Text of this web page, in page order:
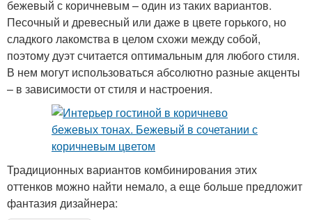
бежевый с коричневым – один из таких вариантов.
Песочный и древесный или даже в цвете горького, но
сладкого лакомства в целом схожи между собой,
поэтому дуэт считается оптимальным для любого стиля.
В нем могут использоваться абсолютно разные акценты
– в зависимости от стиля и настроения.
Традиционных вариантов комбинирования этих
оттенков можно найти немало, а еще больше предложит
фантазия дизайнера: